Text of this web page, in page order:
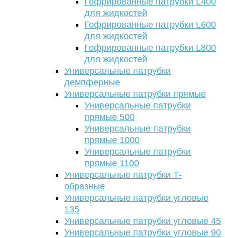
для жидкостей
Гофрированные патрубки L600
для жидкостей
Гофрированные патрубки L800
для жидкостей
Универсальные патрубки
демпферные
Универсальные патрубки прямые
Универсальные патрубки
прямые 500
Универсальные патрубки
прямые 1000
Универсальные патрубки
прямые 1100
Универсальные патрубки Т-
образные
Универсальные патрубки угловые
135
Универсальные патрубки угловые 45
Универсальные патрубки угловые 90